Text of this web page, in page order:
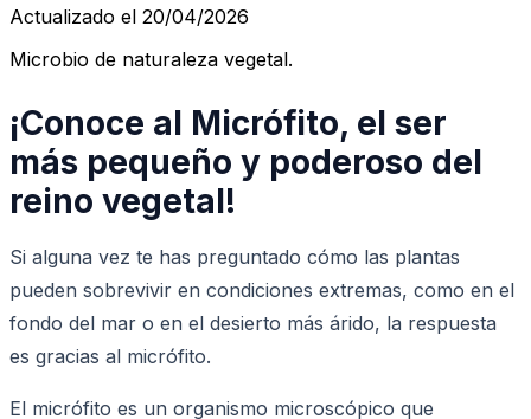
Actualizado el 20/04/2026
Microbio de naturaleza vegetal.
¡Conoce al Micrófito, el ser
más pequeño y poderoso del
reino vegetal!
Si alguna vez te has preguntado cómo las plantas
pueden sobrevivir en condiciones extremas, como en el
fondo del mar o en el desierto más árido, la respuesta
es gracias al micrófito.
El micrófito es un organismo microscópico que